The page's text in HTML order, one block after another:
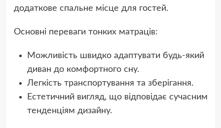
додаткове спальне місце для гостей.
Основні переваги тонких матраців:
Можливість швидко адаптувати будь-який
диван до комфортного сну.
Легкість транспортування та зберігання.
Естетичний вигляд, що відповідає сучасним
тенденціям дизайну.